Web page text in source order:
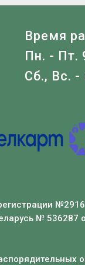
Время
Пн. - Пт.
Сб., Вс.
№